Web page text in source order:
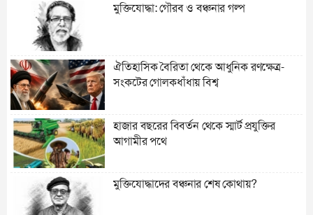
মুক্তিযোদ্ধা: গৌরব ও বঞ্চনার গল্প
ঐতিহাসিক বৈরিতা থেকে আধুনিক রণক্ষেত্র-
সংকটের গোলকধাঁধায় বিশ্ব
হাজার বছরের বিবর্তন থেকে স্মার্ট প্রযুক্তির
আগামীর পথে
মুক্তিযোদ্ধাদের বঞ্চনার শেষ কোথায়?